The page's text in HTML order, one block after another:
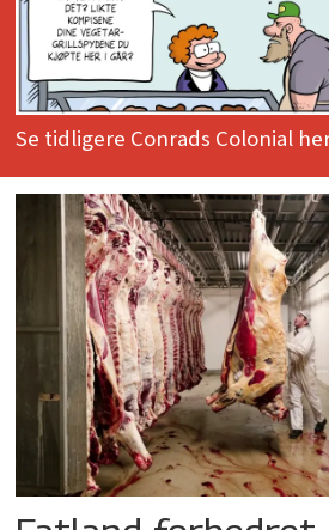
Se tidligere Conrads Colonial